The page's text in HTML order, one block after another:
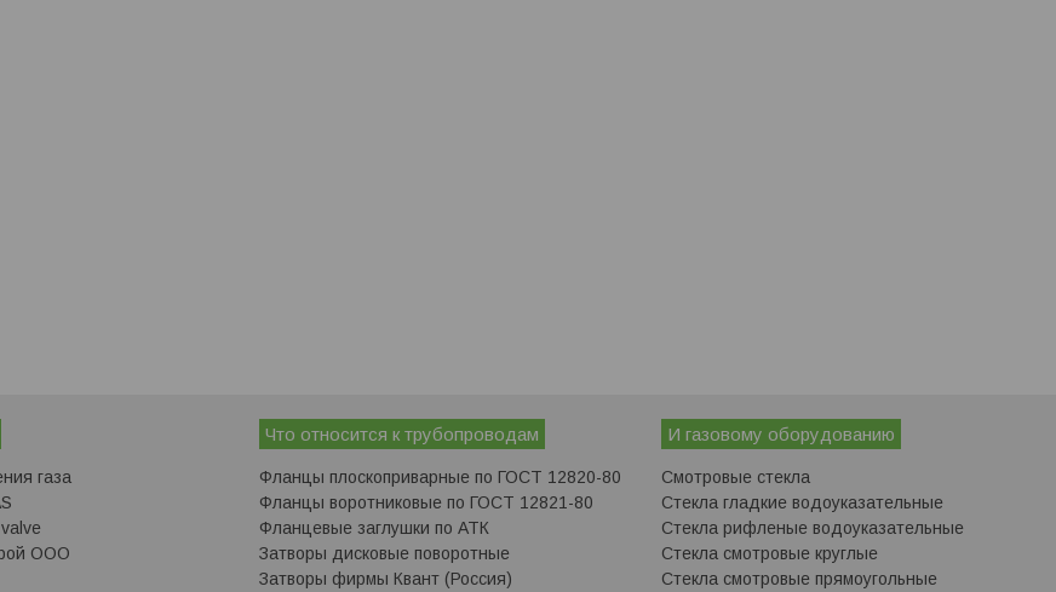
газа
ООО
Что относится к трубопроводам
Фланцы плоскоприварные по ГОСТ 12820-80
Фланцы воротниковые по ГОСТ 12821-80
Фланцевые заглушки по АТК
Затворы дисковые поворотные
Затворы фирмы Квант (Россия)
И газовому оборудованию
Смотровые стекла
Стекла гладкие водоуказательные
Стекла рифленые водоуказательные
Стекла смотровые круглые
Стекла смотровые прямоугольные